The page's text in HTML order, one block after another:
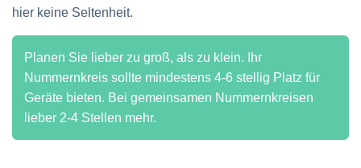
hier keine Seltenheit.
Planen Sie lieber zu groß, als zu klein. Ihr
Nummernkreis sollte mindestens 4-6 stellig Platz für
Geräte bieten. Bei gemeinsamen Nummernkreisen
lieber 2-4 Stellen mehr.